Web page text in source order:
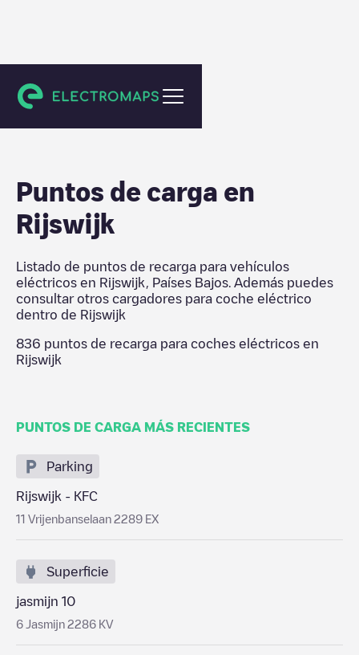
Rijswijk
Puntos de carga en
Rijswijk
Listado de puntos de recarga para vehículos
eléctricos en Rijswijk Países Bajos . Además puedes
consultar otros cargadores para coche eléctrico
dentro de Rijswijk
836 puntos de recarga para coches eléctricos en
Rijswijk
PUNTOS DE CARGA MÁS RECIENTES
Parking
Rijswijk - KFC
11 Vrijenbanselaan 2289 EX
Superficie
jasmijn 10
6 Jasmijn 2286 KV